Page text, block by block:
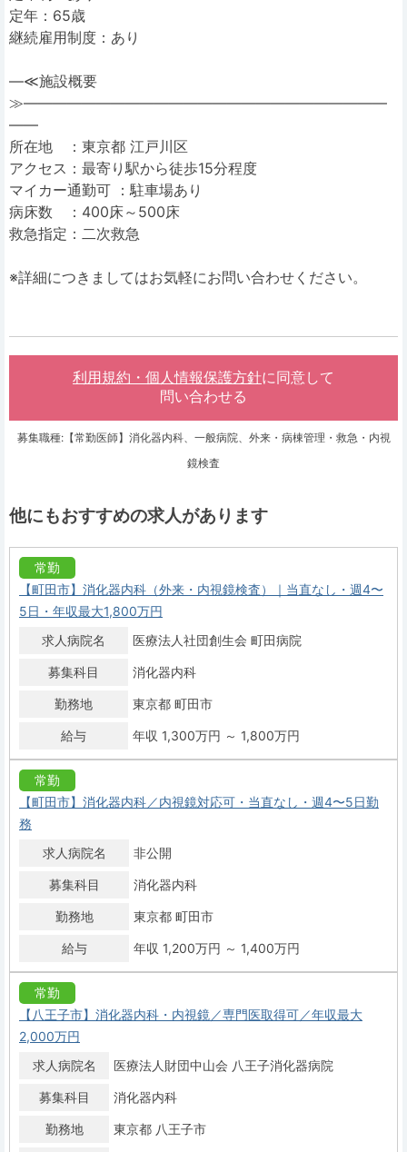
定年：65歳
継続雇用制度：あり
―≪施設概要
≫―――――――――――――――――――――――――
――
所在地 ：東京都 江戸川区
アクセス：最寄り駅から徒歩15分程度
マイカー通勤可 ：駐車場あり
病床数 ：400床～500床
救急指定：二次救急
※詳細につきましてはお気軽にお問い合わせください。
利用規約・個人情報保護方針に同意して
問い合わせる
募集職種:【常勤医師】消化器内科、一般病院、外来・病棟管理・救急・内視
鏡検査
他にもおすすめの求人があります
常勤
【町田市】消化器内科（外来・内視鏡検査）｜当直なし・週4〜
5日・年収最大1,800万円
求人病院名
医療法人社団創生会 町田病院
募集科目 消化器内科
勤務地 東京都 町田市
給与 年収 1,300万円 ～ 1,800万円
常勤
【町田市】消化器内科／内視鏡対応可・当直なし・週4〜5日勤
務
求人病院名
非公開
募集科目 消化器内科
勤務地 東京都 町田市
給与 年収 1,200万円 ～ 1,400万円
常勤
【八王子市】消化器内科・内視鏡／専門医取得可／年収最大
2,000万円
求人病院名
医療法人財団中山会 八王子消化器病院
募集科目 消化器内科
勤務地 東京都 八王子市